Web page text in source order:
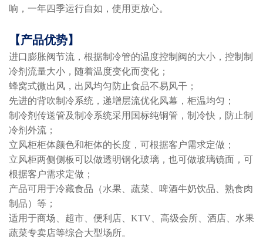
响，一年四季运行自如，使用更放心。
【产品优势】
进口膨胀阀节流，根据制冷管的温度控制阀的大小，控制制
冷剂流量大小，随着温度变化而变化；
蜂窝式微出风，出风均匀防止食品不易风干；
先进的背吹制冷系统，递增层流优化风幕，柜温均匀；
制冷剂传送管及制冷系统采用国标纯铜管，制冷快，防止制
冷剂外流；
立风柜柜体颜色和柜体的长度，可根据客户需求定做；
立风柜两侧侧板可以做透明钢化玻璃，也可做玻璃镜面，可
根据客户需求定做；
产品可用于冷藏食品（水果、蔬菜、啤酒牛奶饮品、熟食肉
制品）等；
适用于商场、超市、便利店、KTV、高级会所、酒店、水果
蔬菜专卖店等综合大型场所。